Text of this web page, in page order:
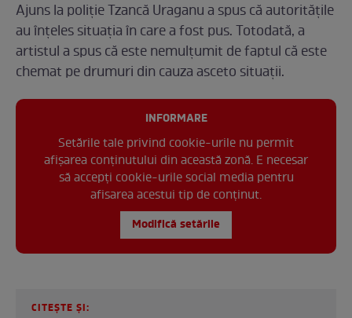
Ajuns la poliție Tzancă Uraganu a spus că autoritățile
au înțeles situația în care a fost pus. Totodată, a
artistul a spus că este nemulțumit de faptul că este
chemat pe drumuri din cauza asceto situații.
INFORMARE
Setările tale privind cookie-urile nu permit
afișarea conținutului din această zonă. E necesar
să accepți cookie-urile social media pentru
afisarea acestui tip de conținut.
Modifică setările
CITEȘTE ȘI: